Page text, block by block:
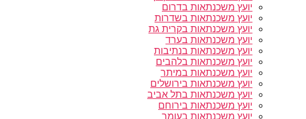
יועץ משכנתאות בדרום
יועץ משכנתאות בשדרות
יועץ משכנתאות בקרית גת
יועץ משכנתאות בערד
יועץ משכנתאות בנתיבות
יועץ משכנתאות בלהבים
יועץ משכנתאות במיתר
יועץ משכנתאות בירושלים
יועץ משכנתאות בתל אביב
יועץ משכנתאות בירוחם
יועץ משכנתאות בעומר